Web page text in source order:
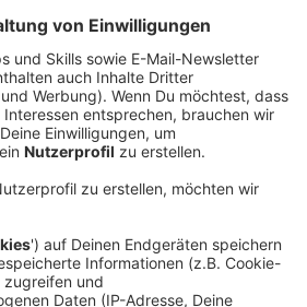
einen mysteriösen Anruf einer
bettelt.
in dieses Projekt, das weitere
irgendwie mit dem Anruf in
Der Fall einer jungen Frau, die
hintergangen wurde. Und